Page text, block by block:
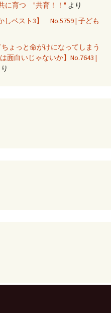
に育つ "共育！！" より
しベスト3】 No.5759 | 子ども
ょっと命がけになってしまう
面白いじゃないか】No.7643 |